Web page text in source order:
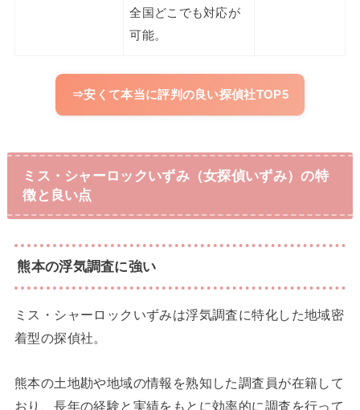
全国どこでも対応が
可能。
⇒安くて本当に評判の良い探偵社TOP5
ミス・シャーロックいずみ（女探偵いずみ）の特
徴と良い点
熊本の浮気調査に強い
ミス・シャーロックいずみは浮気調査に特化した地域密
着型の探偵社。
熊本の土地勘や地域の情報を熟知した調査員が在籍して
おり、長年の経験と実績をもとに効率的に調査を行って